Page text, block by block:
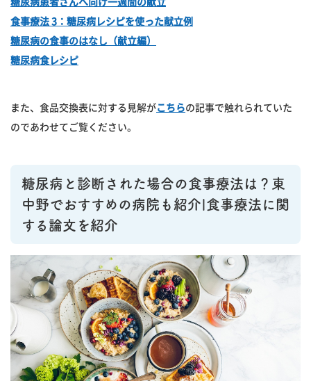
食事療法 3：糖尿病レシピを使った献立例
糖尿病の食事のはなし（献立編）
糖尿病食レシピ
また、食品交換表に対する見解がこちらの記事で触れられていた
のであわせてご覧ください。
糖尿病と診断された場合の食事療法は？東
中野でおすすめの病院も紹介|食事療法に関
する論文を紹介